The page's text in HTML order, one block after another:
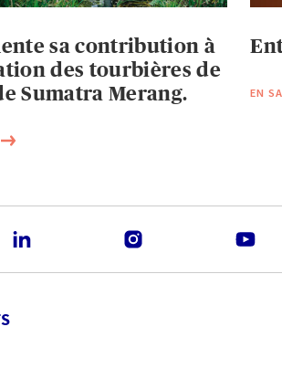
sa contribution à
des tourbières de
Sumatra Merang.
EN